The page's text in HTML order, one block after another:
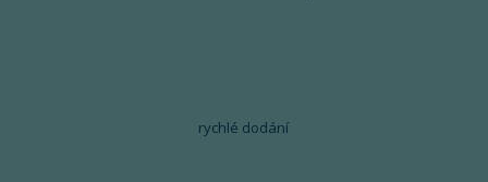
rychlé dodání